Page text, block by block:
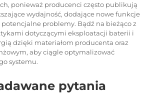
ponieważ producenci często publikują
wydajność, dodające nowe funkcje
problemy. Bądź na bieżąco z
dotyczącymi eksploatacji baterii i
dzięki materiałom producenta oraz
aby ciągle optymalizować
systemu.
pytania